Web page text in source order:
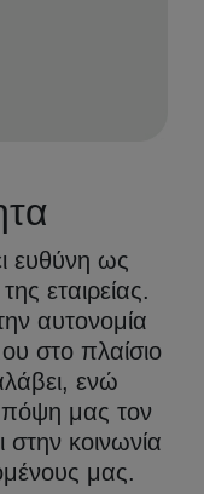
ευθύνη ως
εταιρείας.
αυτονομία
στο πλαίσιο
ενώ
μας τον
στην κοινωνία
μας.